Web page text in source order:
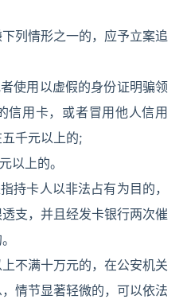
列情形之一的，应予立案追
使用以虚假的身份证明骗领
信用卡，或者冒用他人信用
千元以上的;
以上的。
持卡人以非法占有为目的，
支，并且经发卡银行两次催
不满十万元的，在公安机关
情节显著轻微的，可以依法